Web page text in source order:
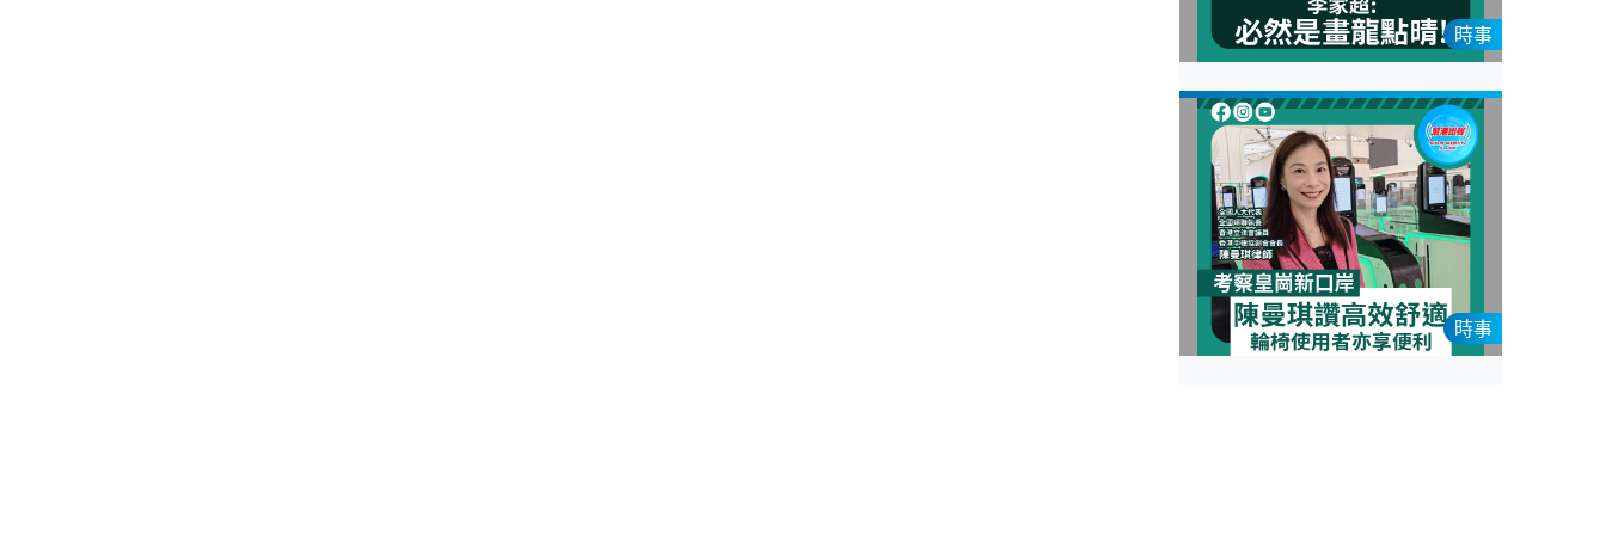
時事
時事